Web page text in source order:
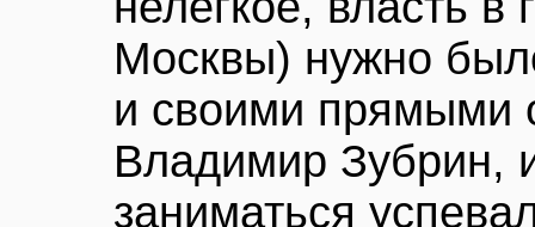
Москвы) нужно
и своими прямыми
Владимир Зубрин,
заниматься